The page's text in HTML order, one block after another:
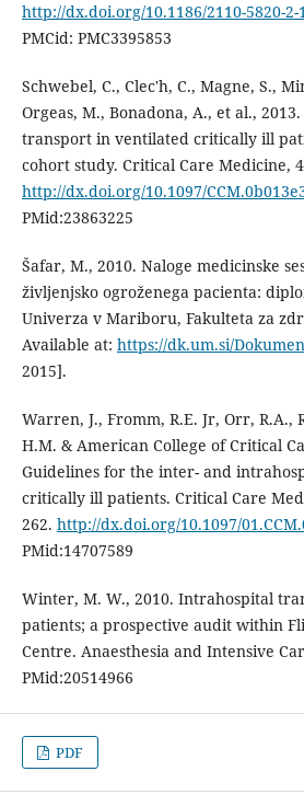
http://dx.doi.org/10.1186/2110-5820-2-
PMCid: PMC3395853
Schwebel, C., Clec'h, C., Magne, S.,
Orgeas, M., Bonadona, A., et al.,
transport in ventilated critically ill
cohort study. Critical Care Medicine,
http://dx.doi.org/10.1097/
PMid:23863225
Šafar, M., 2010. Naloge medicinske
življenjsko ogroženega pacienta:
Univerza v Mariboru, Fakulteta za
Available at: https://dk.um.si/
2015].
Warren, J., Fromm, R.E. Jr, Orr, R.A.,
H.M. & American College of Critical
Guidelines for the inter- and
critically ill patients. Critical Care
262. http://dx.doi.org/10.1097/
PMid:14707589
Winter, M. W., 2010. Intrahospital
patients; a prospective audit within
Centre. Anaesthesia and Intensive
PMid:20514966
PDF